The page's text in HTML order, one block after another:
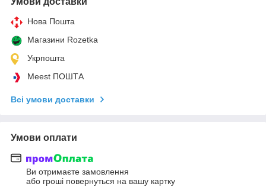
Нова Пошта
Магазини Rozetka
Укрпошта
Meest ПОШТА
Всі умови доставки
Умови оплати
Ви отримаєте замовлення
або гроші повернуться на вашу картку